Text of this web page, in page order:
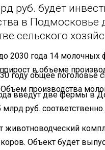
руб. будет
в Подмосковье
сельского
2030 года 14
в объеме
году общее поголовье
производства
введут две фермы в
млрд руб.
животноводческий
Объект будет